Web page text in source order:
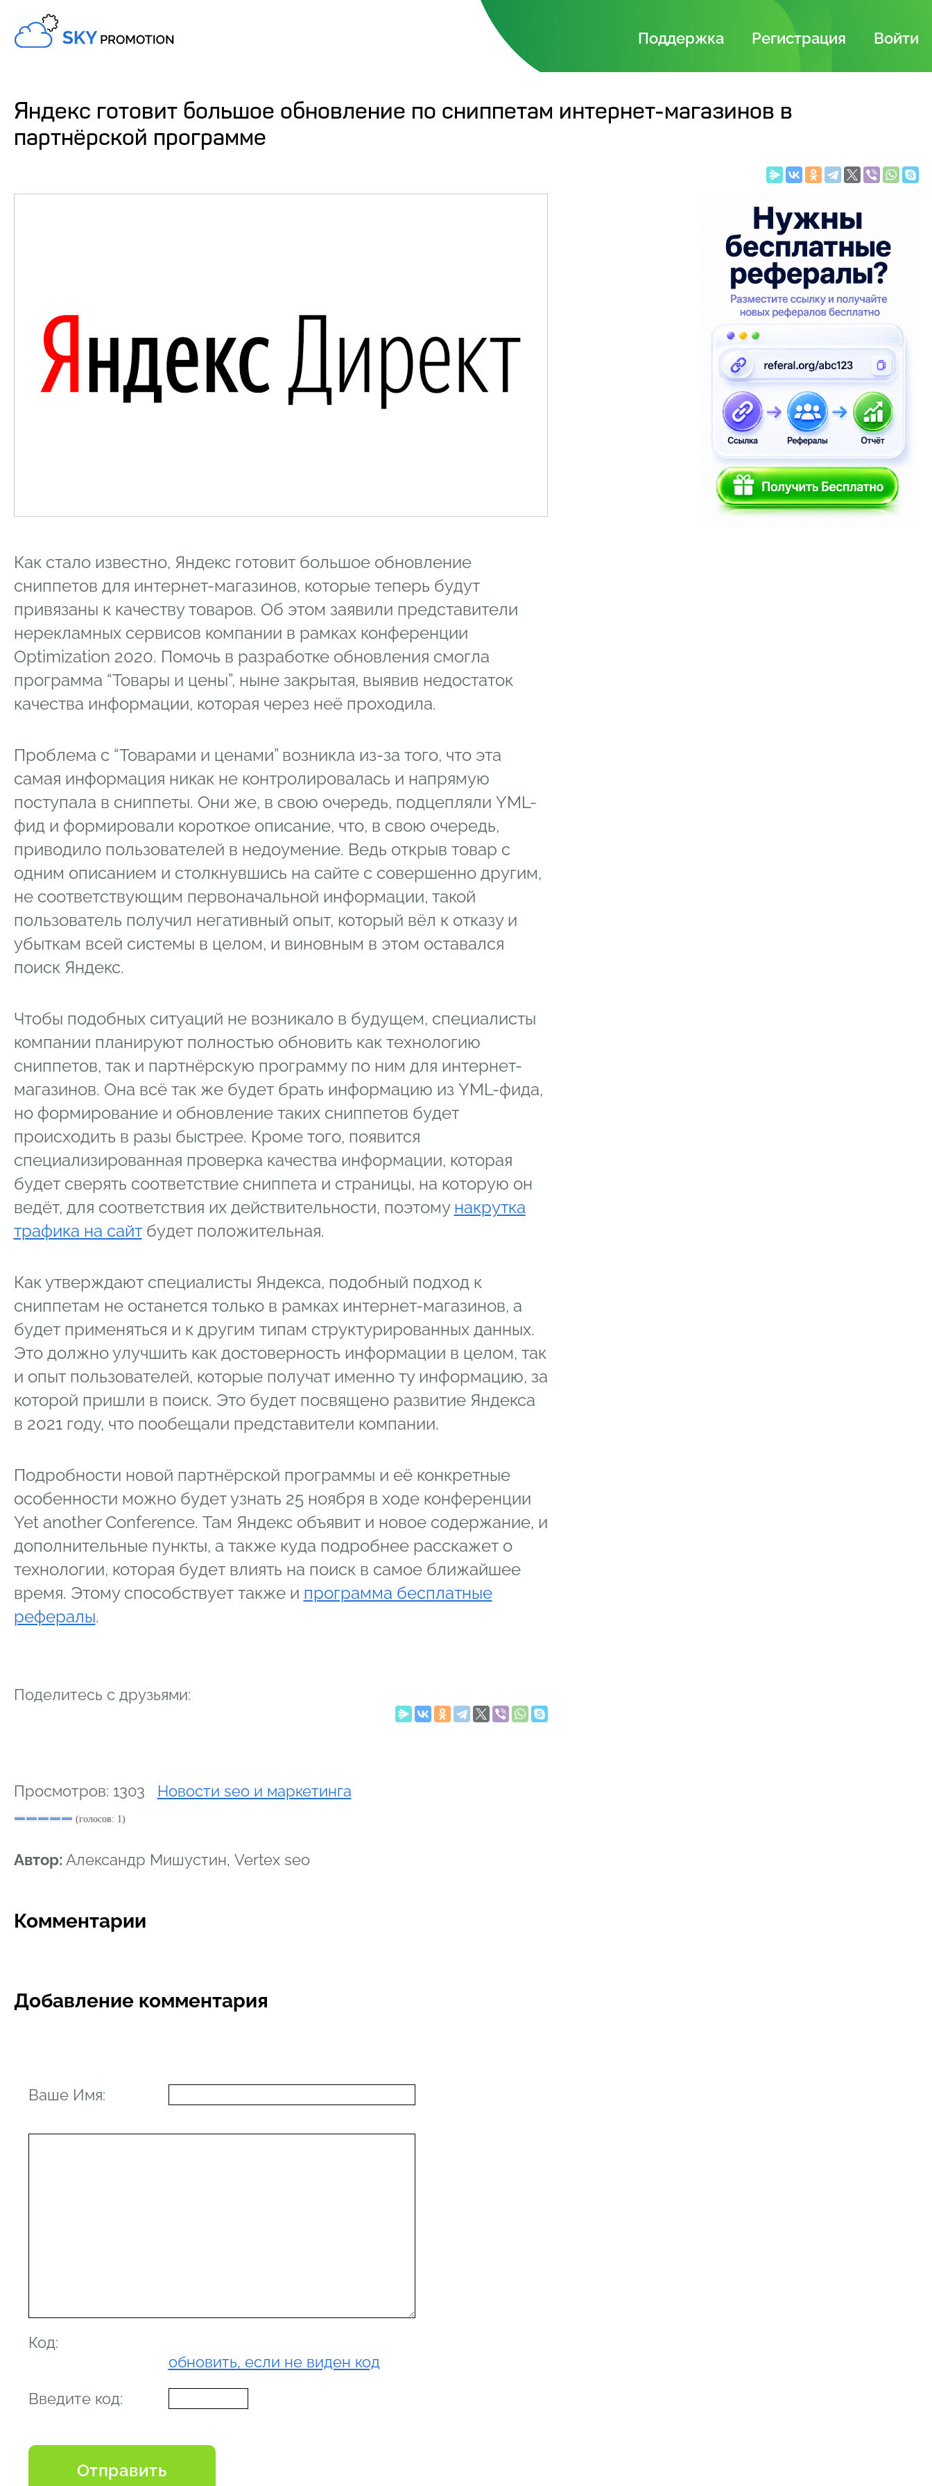
Поддержка Регистрация Войти
Яндекс готовит большое обновление по сниппетам интернет-магазинов в
партнёрской программе
Как стало известно, Яндекс готовит большое обновление
сниппетов для интернет-магазинов, которые теперь будут
привязаны к качеству товаров. Об этом заявили представители
нерекламных сервисов компании в рамках конференции
Optimization 2020. Помочь в разработке обновления смогла
программа “Товары и цены”, ныне закрытая, выявив недостаток
качества информации, которая через неё проходила.
Проблема с “Товарами и ценами” возникла из-за того, что эта
самая информация никак не контролировалась и напрямую
поступала в сниппеты. Они же, в свою очередь, подцепляли YML-
фид и формировали короткое описание, что, в свою очередь,
приводило пользователей в недоумение. Ведь открыв товар с
одним описанием и столкнувшись на сайте с совершенно другим,
не соответствующим первоначальной информации, такой
пользователь получил негативный опыт, который вёл к отказу и
убыткам всей системы в целом, и виновным в этом оставался
поиск Яндекс.
Чтобы подобных ситуаций не возникало в будущем, специалисты
компании планируют полностью обновить как технологию
сниппетов, так и партнёрскую программу по ним для интернет-
магазинов. Она всё так же будет брать информацию из YML-фида,
но формирование и обновление таких сниппетов будет
происходить в разы быстрее. Кроме того, появится
специализированная проверка качества информации, которая
будет сверять соответствие сниппета и страницы, на которую он
ведёт, для соответствия их действительности, поэтому накрутка
трафика на сайтбудет положительная.
Как утверждают специалисты Яндекса, подобный подход к
сниппетам не останется только в рамках интернет-магазинов, а
будет применяться и к другим типам структурированных данных.
Это должно улучшить как достоверность информации в целом, так
и опыт пользователей, которые получат именно ту информацию, за
которой пришли в поиск. Это будет посвящено развитие Яндекса
в 2021 году, что пообещали представители компании.
Подробности новой партнёрской программы и её конкретные
особенности можно будет узнать 25 ноября в ходе конференции
Yet another Conference. Там Яндекс объявит и новое содержание, и
дополнительные пункты, а также куда подробнее расскажет о
технологии, которая будет влиять на поиск в самое ближайшее
время. Этому способствует также и программа бесплатные
рефералы.
Поделитесь с друзьями:
Просмотров: 1303 Новости seo и маркетинга
(голосов: 1)
Автор: Александр Мишустин, Vertex seo
Комментарии
Добавление комментария
Ваше Имя:
Код:
обновить, если не виден код
Введите код: